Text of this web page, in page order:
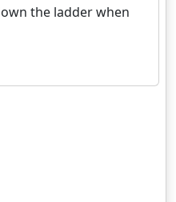
the ladder when